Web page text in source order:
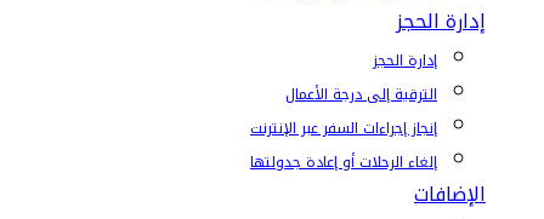
إدارة الحجز
إدارة الحجز
الترقية إلى درجة الأعمال
إنجاز إجراءات السفر عبر الإنترنت
إلغاء الرحلات أو إعادة جدولتها
الإضافات